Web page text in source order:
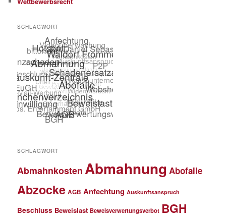
SCHLAGWORT
SCHLAGWORT
Abmahnkosten Abmahnung Abofalle
Abzocke AGB Anfechtung Auskunftsanspruch
Beschluss Beweislast Beweisverwertungsverbot BGH